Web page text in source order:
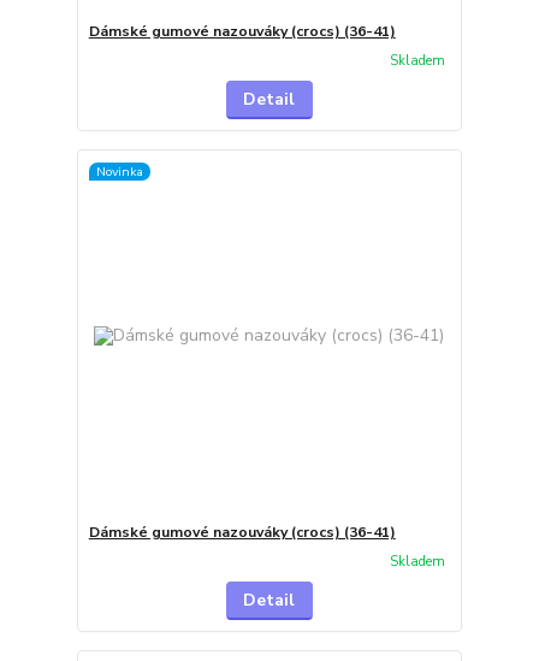
Dámské gumové nazouváky (crocs) (36-41)
Skladem
Detail
Novinka
Dámské gumové nazouváky (crocs) (36-41)
Skladem
Detail